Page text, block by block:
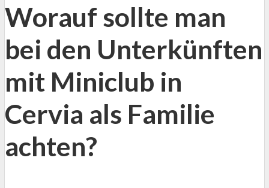
Worauf sollte man
bei den Unterkünften
mit Miniclub in
Cervia als Familie
achten?